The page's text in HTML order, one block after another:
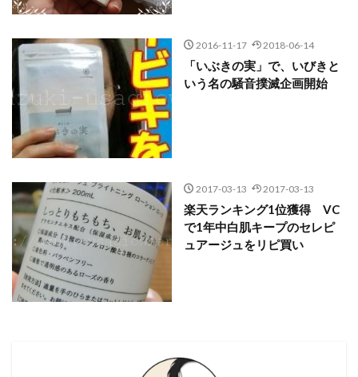
2016-11-17 2018-06-14
「いぶきの実」で、いびきと
いう名の騒音撲滅企画開始
2017-03-13 2017-03-13
楽天ランキング1位獲得 VC
で1年中白肌キープのセレピ
ュアージュをリピ買い